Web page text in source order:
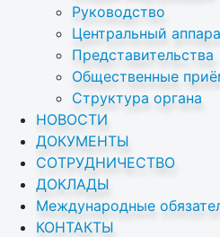
Руководство
Центральный
Представительства
Общественные
Структура органа
НОВОСТИ
ДОКУМЕНТЫ
СОТРУДНИЧЕСТВО
ДОКЛАДЫ
Международные
КОНТАКТЫ